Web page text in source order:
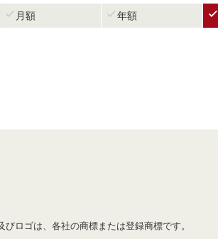
 月額  年額 
ロゴは、各社の商標または登録商標です。